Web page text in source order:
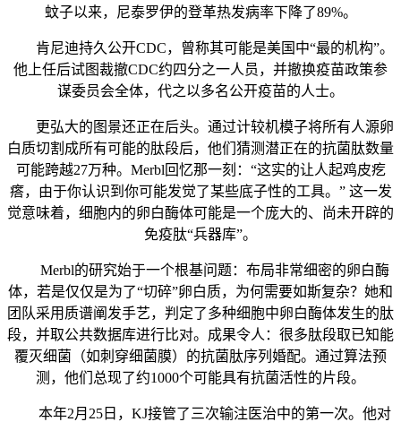
蚊子以来，尼泰罗伊的登革热发病率下降了89%。
肯尼迪持久公开CDC，曾称其可能是美国中“最的机构”。
他上任后试图裁撤CDC约四分之一人员，并撤换疫苗政策参
谋委员会全体，代之以多名公开疫苗的人士。
更弘大的图景还正在后头。通过计较机模子将所有人源卵
白质切割成所有可能的肽段后，他们猜测潜正在的抗菌肽数量
可能跨越27万种。Merbl回忆那一刻：“这实的让人起鸡皮疙
瘩，由于你认识到你可能发觉了某些底子性的工具。” 这一发
觉意味着，细胞内的卵白酶体可能是一个庞大的、尚未开辟的
免疫肽“兵器库”。
Merbl的研究始于一个根基问题：布局非常细密的卵白酶
体，若是仅仅是为了“切碎”卵白质，为何需要如斯复杂？她和
团队采用质谱阐发手艺，判定了多种细胞中卵白酶体发生的肽
段，并取公共数据库进行比对。成果令人：很多肽段取已知能
覆灭细菌（如刺穿细菌膜）的抗菌肽序列婚配。通过算法预
测，他们总现了约1000个可能具有抗菌活性的片段。
本年2月25日，KJ接管了三次输注医治中的第一次。他对